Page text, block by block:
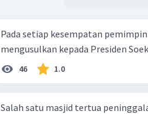
Pada setiap kesempatan
mengusulkan kepada Presiden
46 1.0
Salah satu masjid tertua